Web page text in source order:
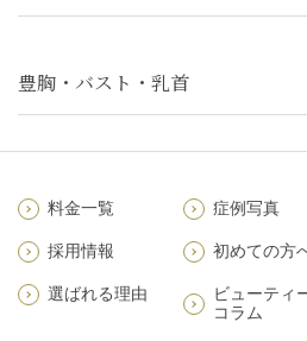
豊胸・バスト・乳首
料金一覧 症例写真
採用情報 初めての方
選ばれる理由
ビューティ
コラム